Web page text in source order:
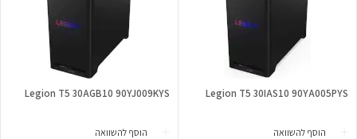
Legion T5 30IAS10 90YA005PYS
הוסף להשוואה
Legion T5 30AGB10 90YJ009KYS
הוסף להשוואה